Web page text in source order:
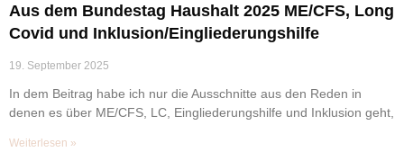
Aus dem Bundestag Haushalt 2025 ME/CFS, Long
Covid und Inklusion/Eingliederungshilfe
19. September 2025
In dem Beitrag habe ich nur die Ausschnitte aus den Reden in
denen es über ME/CFS, LC, Eingliederungshilfe und Inklusion geht,
Weiterlesen »